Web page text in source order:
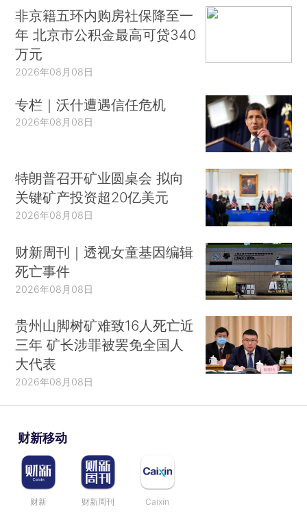
非京籍五环内购房社保降至一
年 北京市公积金最高可贷340
万元
2026年08月08日
专栏｜沃什遭遇信任危机
2026年08月08日
特朗普召开矿业圆桌会 拟向
关键矿产投资超20亿美元
2026年08月08日
财新周刊｜透视女童基因编辑
死亡事件
2026年08月08日
贵州山脚树矿难致16人死亡近
三年 矿长涉罪被罢免全国人
大代表
2026年08月08日
财新移动
财新 财新周刊 Caixin